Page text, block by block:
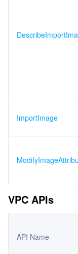
ImportImage
VPC APIs
API Name